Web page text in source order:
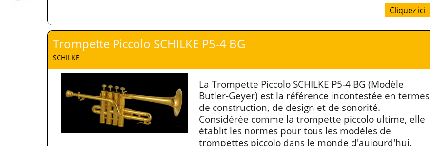
Cliquez ici
Trompette Piccolo SCHILKE P5-4 BG
SCHILKE
La Trompette Piccolo SCHILKE P5-4 BG (Modèle
Butler-Geyer) est la référence incontestée en termes
de construction, de design et de sonorité.
Considérée comme la trompette piccolo ultime, elle
établit les normes pour tous les modèles de
trompettes piccolo dans le monde d'aujourd'hui.